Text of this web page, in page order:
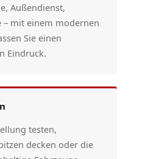
Außendienst,
– mit einem modernen
Sie einen
Eindruck.
testen,
decken oder die